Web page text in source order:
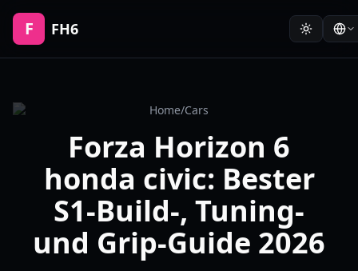
F FH6
Home/Cars
Forza Horizon 6
honda civic: Bester
S1-Build-, Tuning-
und Grip-Guide 2026